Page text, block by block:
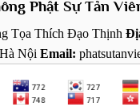
Phật Sự Tản
Tọa Thích Đạo Thịnh
Nội Email: